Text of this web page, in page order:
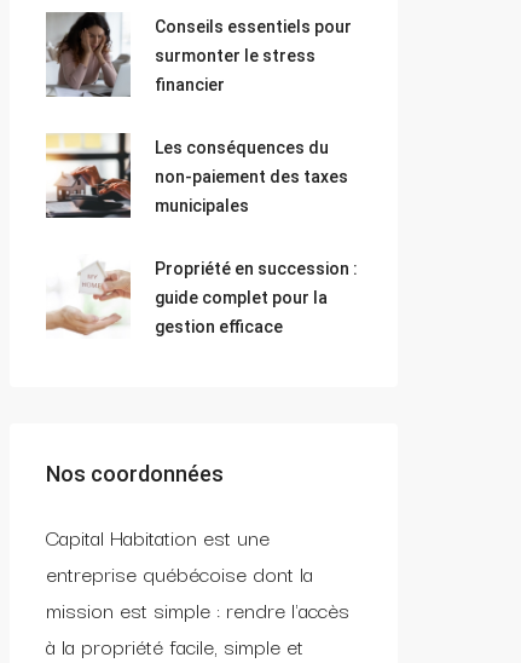
Conseils essentiels pour
surmonter le stress
financier
Les conséquences du
non-paiement des taxes
municipales
Propriété en succession :
guide complet pour la
gestion efficace
Nos coordonnées
Capital Habitation est une
entreprise québécoise dont la
mission est simple : rendre l'accès
à la propriété facile, simple et